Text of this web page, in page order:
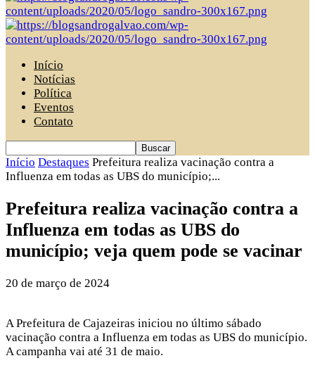
Início
Notícias
Política
Eventos
Contato
Início Destaques Prefeitura realiza vacinação contra a
Influenza em todas as UBS do município;...
Prefeitura realiza vacinação contra a
Influenza em todas as UBS do
município; veja quem pode se vacinar
20 de março de 2024
A Prefeitura de Cajazeiras iniciou no último sábado
vacinação contra a Influenza em todas as UBS do município.
A campanha vai até 31 de maio.